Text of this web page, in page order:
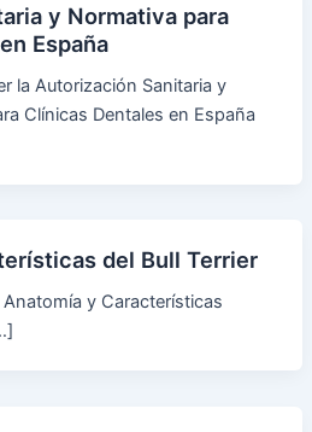
y Normativa para
España
la Autorización Sanitaria y
Clínicas Dentales en España
del Bull Terrier
y Características